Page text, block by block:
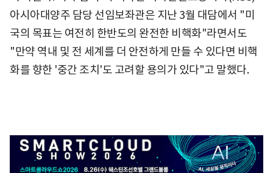
아시아대양주 담당 선임보좌관은 지난 3월 대담에서 "미
국의 목표는 여전히 한반도의 완전한 비핵화"라면서도
"만약 역내 및 전 세계를 더 안전하게 만들 수 있다면 비핵
화를 향한 '중간 조치'도 고려할 용의가 있다"고 말했다.